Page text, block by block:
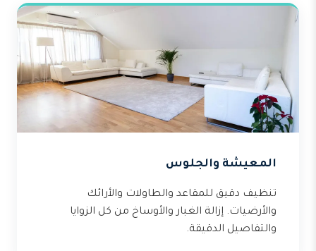
المعيشة والجلوس
تنظيف دقيق للمقاعد والطاولات والأرائك
والأرضيات. إزالة الغبار والأوساخ من كل الزوايا
والتفاصيل الدقيقة.